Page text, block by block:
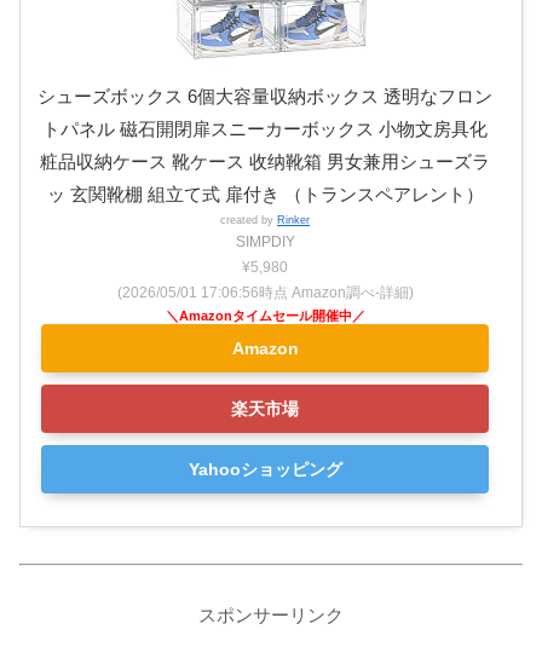
シューズボックス 6個大容量収納ボックス 透明なフロン
トパネル 磁石開閉扉スニーカーボックス 小物文房具化
粧品収納ケース 靴ケース 收纳靴箱 男女兼用シューズラ
ッ 玄関靴棚 組立て式 扉付き （トランスペアレント）
created by Rinker
SIMPDIY
¥5,980
(2026/05/01 17:06:56時点 Amazon調べ-詳細)
Amazon
楽天市場
Yahooショッピング
スポンサーリンク